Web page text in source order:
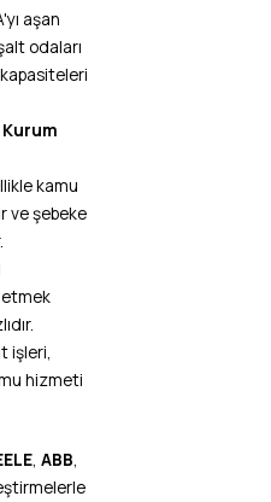
aşan
odaları
Kurum
kamu
ve şebeke
etmek
işleri,
hizmeti
, ABB,